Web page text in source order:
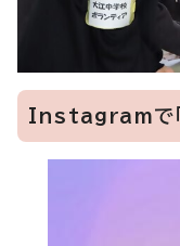
Instagramで「